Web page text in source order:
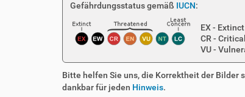
Gefährdungsstatus gemäß IUCN:
EX -
CR -
VU -
Bitte helfen Sie uns, die Korrektheit der Bilder
dankbar für jeden Hinweis.